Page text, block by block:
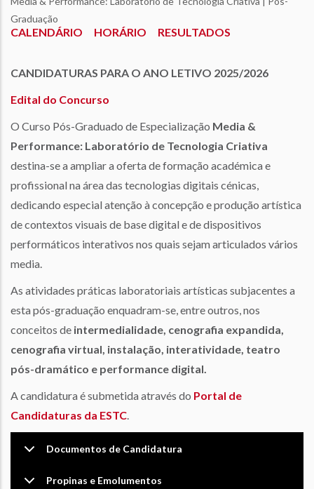
estrutural
Graduação
CALENDÁRIO HORÁRIO RESULTADOS
CANDIDATURAS PARA O ANO LETIVO 2025/2026
Edital do Concurso
O Curso Pós-Graduado de Especialização Media &
Performance: Laboratório de Tecnologia Criativa
destina-se a ampliar a oferta de formação académica e
profissional na área das tecnologias digitais cénicas,
dedicando especial atenção à concepção e produção artística
de contextos visuais de base digital e de dispositivos
performáticos interativos nos quais sejam articulados vários
media.
As atividades práticas laboratoriais artísticas subjacentes a
esta pós-graduação enquadram-se, entre outros, nos
conceitos de intermedialidade, cenografia expandida,
cenografia virtual, instalação, interatividade, teatro
pós-dramático e performance digital.
A candidatura é submetida através do Portal de
Candidaturas da ESTC.
Documentos de Candidatura
Propinas e Emolumentos